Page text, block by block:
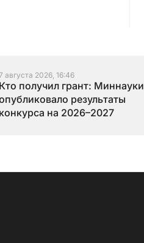
августа 2026, 16:46
Кто получил грант: Миннауки
результаты
конкурса на 2026–2027